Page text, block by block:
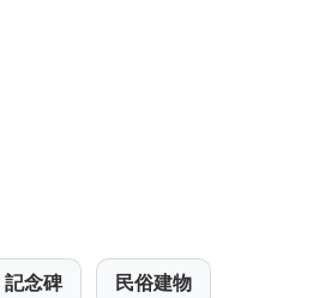
記念碑 民俗建物